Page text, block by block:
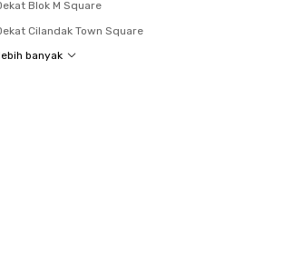
Blok M Square
Cilandak Town Square
banyak